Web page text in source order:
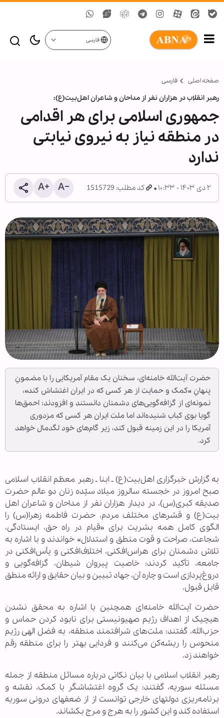
فارسی
صفحه اصلی فارسی
رهبر انقلاب در هزاران نفر از مداحان و شاعران اهل‌بیت(ع):
جمهوری اسلامی برای هر اقدامی
در منطقه نیاز به نیروی نیابتی
ندارد
۲ دی ۱۴۰۳ - ۱۰:۳۳ کد مطلب: 1515729
حضرت آیت‌الله خامنه‌ای، سخنان یک مقام آمریکایی را با مضمونِ
پنهانِ «کمک و حمایت از هر کسی که در ایران اغتشاش کند»،
نمونه‌ای از گزافه‌گویی‌های دشمنان دانستند و افزودند:‌ احمق‌ها
گویا بوی کباب شنیده‌اند اما ملت ایران هر کسی که مزدوری
آمریکا را در این زمینه قبول کند، زیر گام‌های خود لگدمال خواهد
کرد.
به گزارش خبرگزاری اهل‌بیت(ع) ـ ابنا ـ رهبر معظم انقلاب اسلامی
صبح امروز در خجسته سالروز میلاد سیّده زنان دو عالم حضرت
صدیقه کبری(س)، در دیدار هزاران نفر از مداحان و شاعران اهل
بیت(ع) و قشرهای مختلف مردم، حضرت فاطمه زهرا(س) را
الگوی کامل همه بشریت برای «قیام در راه حق، ایستادگی،
شجاعت، صراحت و قوت منطق و استدلال» خواندند و با اشاره به
تلاش دشمنان برای هراس‌افکنی، اختلاف‌افکنی و یأس‌افکنی در
جامعه، تأکید کردند: خاصیت پیروان شیطان، گزافه‌گویی و
دروغ‌پردازی است و چاره آن، جهاد تبیین و بیان حقایق و ارائه منطق
قابل قبول.
حضرت آیت‌الله خامنه‌ای همچنین با اشاره به محقق نشدن
هیچیک از اهداف رژیم صهیونیستی برای نابود کردن حماس و
حزب‌الله، گفتند: ملت‌های شرافتمند منطقه، به فضل الهی رژیم
منحوس را ریشه‌کن می‌کنند و فردایی بهتر را برای منطقه رقم
خواهند زد.
رهبر انقلاب اسلامی با بیان نکاتی درباره مسائل منطقه از جمله
مسئله سوریه، گفتند: یک گروه اغتشاشگر با کمک، نقشه و
برنامه‌ریزی دولتهای خارجی توانست از از ضعفهای درونی سوریه
استفاده کند و این کشور را به هرج و مرج بکشاند.